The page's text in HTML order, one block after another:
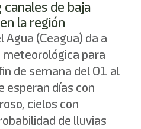
de baja
la región
(Ceagua) da a
para
de semana del 01 al
esperan días con
cielos con
de lluvias